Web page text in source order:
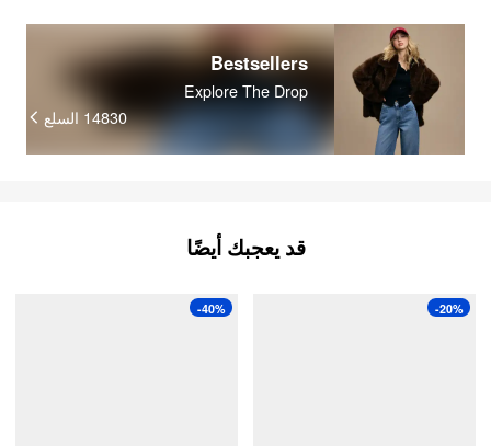
Bestsellers
Explore The Drop
14830 السلع
قد يعجبك أيضًا
-20%
-40%